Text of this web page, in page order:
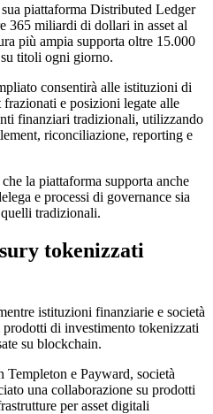
piattaforma Distributed Ledger
365 miliardi di dollari in asset al
più ampia supporta oltre 15.000
titoli ogni giorno.
consentirà alle istituzioni di
e posizioni legate alle
finanziari tradizionali, utilizzando
riconciliazione, reporting e
la piattaforma supporta anche
e processi di governance sia
tradizionali.
tokenizzati
istituzioni finanziarie e società
di investimento tokenizzati
su blockchain.
Templeton e Payward, società
una collaborazione su prodotti
per asset digitali